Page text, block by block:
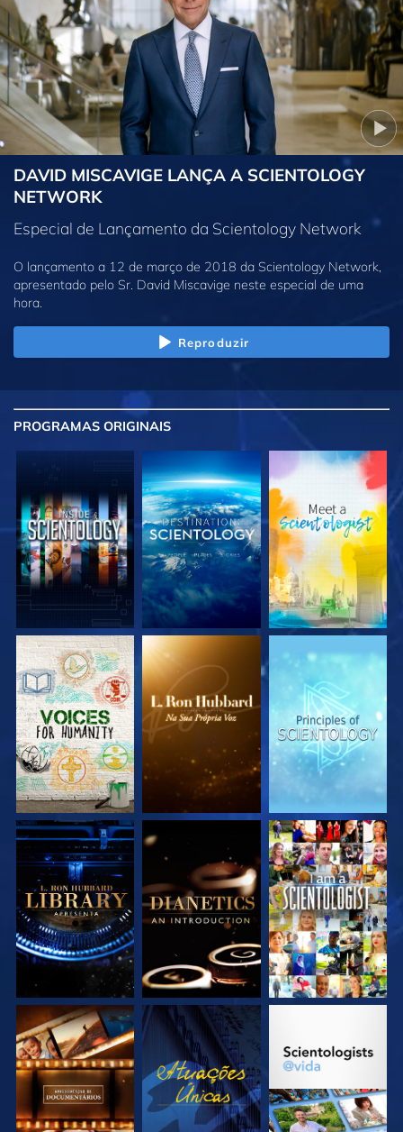
DAVID MISCAVIGE LANÇA A SCIENTOLOGY
NETWORK
Especial de Lançamento da Scientology Network
O lançamento a 12 de março de 2018 da Scientology Network,
apresentado pelo Sr. David Miscavige neste especial de uma
hora.
Reproduzir
PROGRAMAS ORIGINAIS
EXPLORE A SÉRIE EXPLORE A SÉRIE EXPLORE A SÉRIE
EXPLORE A SÉRIE EXPLORE A SÉRIE VEJA
EXPLORE A SÉRIE VEJA EXPLORE A SÉRIE